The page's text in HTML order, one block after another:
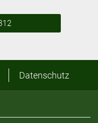
Datenschutz